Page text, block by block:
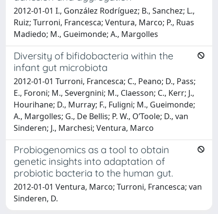
2012-01-01 I., González Rodríguez; B., Sanchez; L.,
Ruiz; Turroni, Francesca; Ventura, Marco; P., Ruas
Madiedo; M., Gueimonde; A., Margolles
Diversity of bifidobacteria within the
infant gut microbiota
2012-01-01 Turroni, Francesca; C., Peano; D., Pass;
E., Foroni; M., Severgnini; M., Claesson; C., Kerr; J.,
Hourihane; D., Murray; F., Fuligni; M., Gueimonde;
A., Margolles; G., De Bellis; P. W., O’Toole; D., van
Sinderen; J., Marchesi; Ventura, Marco
Probiogenomics as a tool to obtain
genetic insights into adaptation of
probiotic bacteria to the human gut.
2012-01-01 Ventura, Marco; Turroni, Francesca; van
Sinderen, D.